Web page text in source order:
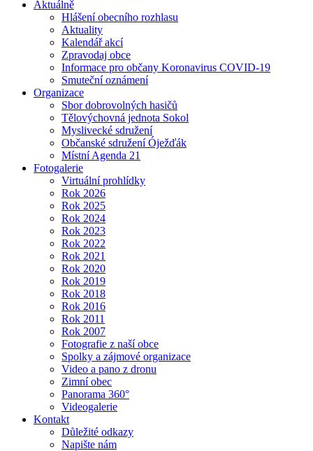
Aktuálně
Hlášení obecního rozhlasu
Aktuality
Kalendář akcí
Zpravodaj obce
Informace pro občany Koronavirus COVID-19
Smuteční oznámení
Organizace
Sbor dobrovolných hasičů
Tělovýchovná jednota Sokol
Myslivecké sdružení
Občanské sdružení Óježďák
Místní Agenda 21
Fotogalerie
Virtuální prohlídky
Rok 2026
Rok 2025
Rok 2024
Rok 2023
Rok 2022
Rok 2021
Rok 2020
Rok 2019
Rok 2018
Rok 2016
Rok 2011
Rok 2007
Fotografie z naší obce
Spolky a zájmové organizace
Video a pano z dronu
Zimní obec
Panorama 360°
Videogalerie
Kontakt
Důležité odkazy
Napište nám